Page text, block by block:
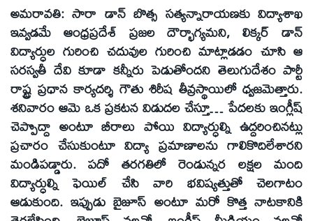
అమరావతి: సారా డాన్ బొత్స సత్యన్నారాయణకు విద్యాశాఖ
ఇవ్వడమే ఆంధ్రప్రదేశ్ ప్రజల దౌర్భాగ్యమని, లిక్కర్ డాన్
విద్యార్ధుల గురించి చదువుల గురించి మాట్లాడడం చూసి ఆ
సరస్వతీ దేవి కూడా కన్నీరు పెడుతోందని తెలుగుదేశం పార్టీ
రాష్ట్ర ప్రధాన కార్యదర్శి గౌతు శిరీష తీవ్రస్థాయిలో ధ్వజమెత్తారు.
శనివారం ఆమె ఒక ప్రకటన విడుదల చేస్తూ… పేదలకు ఇంగ్లీష్
చెప్పొద్దా అంటూ బీరాలు పోయి విద్యార్ధుల్ని ఉద్దరించినట్లు
ప్రచారం చేసుకుంటూ విద్యా ప్రమాణాలను గాలికొదిలేశారని
మండిపడ్డారు. పదో తరగతిలో రెండున్నర లక్షల మంది
విద్యార్ధుల్ని ఫెయిల్ చేసి వారి భవిష్యత్తుతో చెలగాటం
ఆడుకుంది. ఇప్పుడు బైజూస్ అంటూ మరో కొత్త నాటకానికి